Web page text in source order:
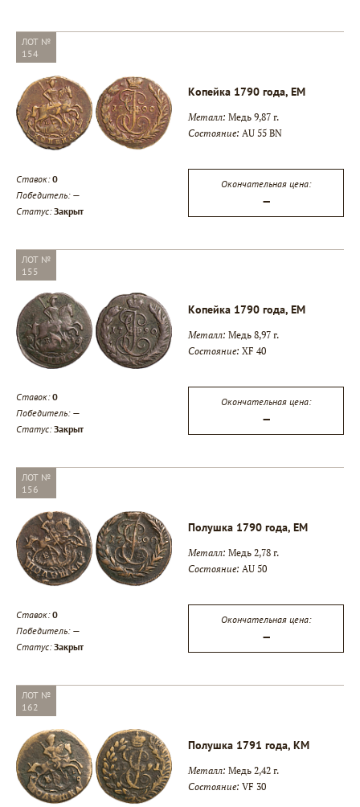
ЛОТ №
154
Копейка 1790 года, ЕМ
Металл: Медь 9,87 г.
Состояние: AU 55 BN
Ставок:0
Победитель: —
Статус:Закрыт
Окончательная цена:
—
ЛОТ №
155
Копейка 1790 года, ЕМ
Металл: Медь 8,97 г.
Состояние: XF 40
Ставок:0
Победитель: —
Статус:Закрыт
Окончательная цена:
—
ЛОТ №
156
Полушка 1790 года, ЕМ
Металл: Медь 2,78 г.
Состояние: AU 50
Ставок:0
Победитель: —
Статус:Закрыт
Окончательная цена:
—
ЛОТ №
162
Полушка 1791 года, КМ
Металл: Медь 2,42 г.
Состояние: VF 30